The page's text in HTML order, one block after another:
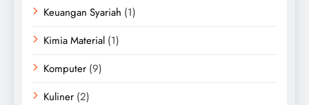
Keuangan Syariah (1)
Kimia Material (1)
Komputer (9)
Kuliner (2)